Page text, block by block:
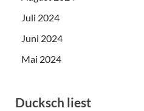
Juli 2024
Juni 2024
Mai 2024
Ducksch liest